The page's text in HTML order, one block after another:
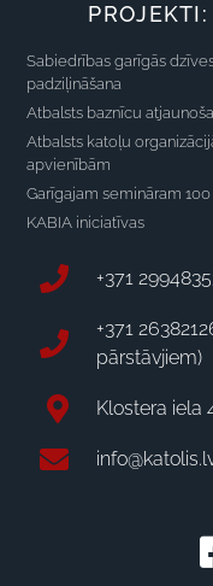
PROJEKTI:
Sabiedrības garīgās
padziļināšana
Atbalsts baznīcu
Atbalsts katoļu
apvienībām
Garīgajam semināram 100
KABIA iniciatīvas
+371
+371
pārstāvjiem)
Klostera iela